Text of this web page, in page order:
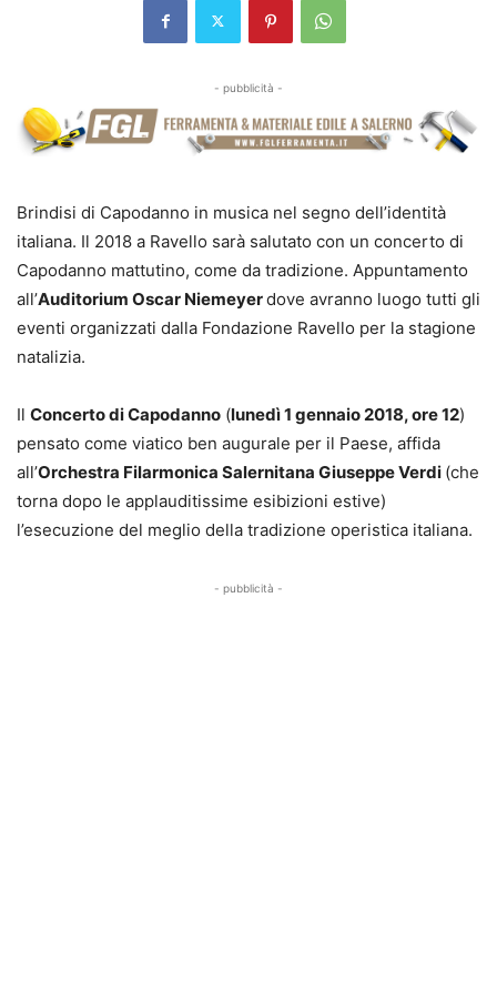
- pubblicità -
Brindisi di Capodanno in musica nel segno dell’identità
italiana. Il 2018 a Ravello sarà salutato con un concerto di
Capodanno mattutino, come da tradizione. Appuntamento
all’Auditorium Oscar Niemeyerdove avranno luogo tutti gli
eventi organizzati dalla Fondazione Ravello per la stagione
natalizia.
Il Concerto di Capodanno (lunedì 1 gennaio 2018, ore 12)
pensato come viatico ben augurale per il Paese, affida
all’Orchestra Filarmonica Salernitana Giuseppe Verdi (che
torna dopo le applauditissime esibizioni estive)
l’esecuzione del meglio della tradizione operistica italiana.
- pubblicità -